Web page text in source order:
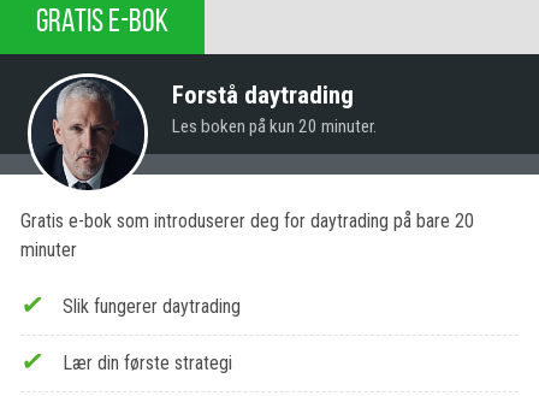
GRATIS E-BOK
Forstå daytrading
Les boken på kun 20 minuter.
Gratis e-bok som introduserer deg for daytrading på bare 20
minuter
Slik fungerer daytrading
Lær din første strategi